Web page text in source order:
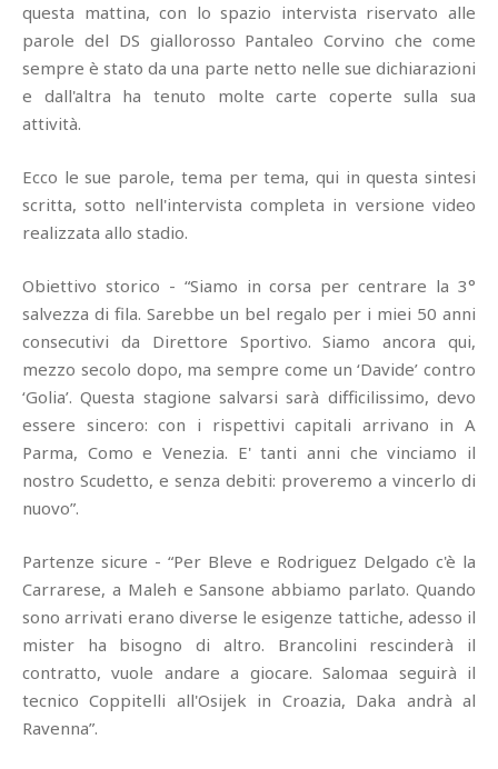
questa mattina, con lo spazio intervista riservato alle
parole del DS giallorosso Pantaleo Corvino che come
sempre è stato da una parte netto nelle sue dichiarazioni
e dall'altra ha tenuto molte carte coperte sulla sua
attività.
Ecco le sue parole, tema per tema, qui in questa sintesi
scritta, sotto nell'intervista completa in versione video
realizzata allo stadio.
Obiettivo storico - “Siamo in corsa per centrare la 3°
salvezza di fila. Sarebbe un bel regalo per i miei 50 anni
consecutivi da Direttore Sportivo. Siamo ancora qui,
mezzo secolo dopo, ma sempre come un ‘Davide’ contro
‘Golia’. Questa stagione salvarsi sarà difficilissimo, devo
essere sincero: con i rispettivi capitali arrivano in A
Parma, Como e Venezia. E' tanti anni che vinciamo il
nostro Scudetto, e senza debiti: proveremo a vincerlo di
nuovo”.
Partenze sicure - “Per Bleve e Rodriguez Delgado c'è la
Carrarese, a Maleh e Sansone abbiamo parlato. Quando
sono arrivati erano diverse le esigenze tattiche, adesso il
mister ha bisogno di altro. Brancolini rescinderà il
contratto, vuole andare a giocare. Salomaa seguirà il
tecnico Coppitelli all'Osijek in Croazia, Daka andrà al
Ravenna”.